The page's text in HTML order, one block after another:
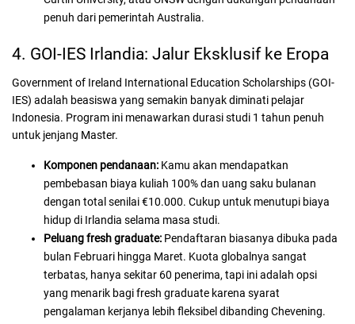
penuh dari pemerintah Australia.
4. GOI-IES Irlandia: Jalur Eksklusif ke Eropa
Government of Ireland International Education Scholarships (GOI-
IES) adalah beasiswa yang semakin banyak diminati pelajar
Indonesia. Program ini menawarkan durasi studi 1 tahun penuh
untuk jenjang Master.
Komponen pendanaan: Kamu akan mendapatkan
pembebasan biaya kuliah 100% dan uang saku bulanan
dengan total senilai €10.000. Cukup untuk menutupi biaya
hidup di Irlandia selama masa studi.
Peluang fresh graduate: Pendaftaran biasanya dibuka pada
bulan Februari hingga Maret. Kuota globalnya sangat
terbatas, hanya sekitar 60 penerima, tapi ini adalah opsi
yang menarik bagi fresh graduate karena syarat
pengalaman kerjanya lebih fleksibel dibanding Chevening.